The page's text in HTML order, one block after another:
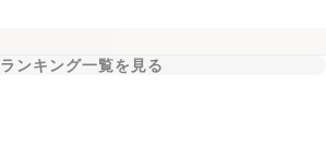
ランキング一覧を見る